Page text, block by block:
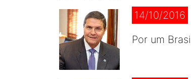
14/10/2016
Por um